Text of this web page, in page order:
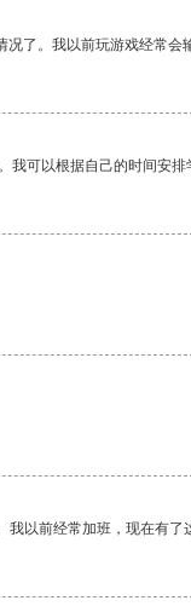
了。我以前玩游戏经常会
可以根据自己的时间安排
以前经常加班，现在有了